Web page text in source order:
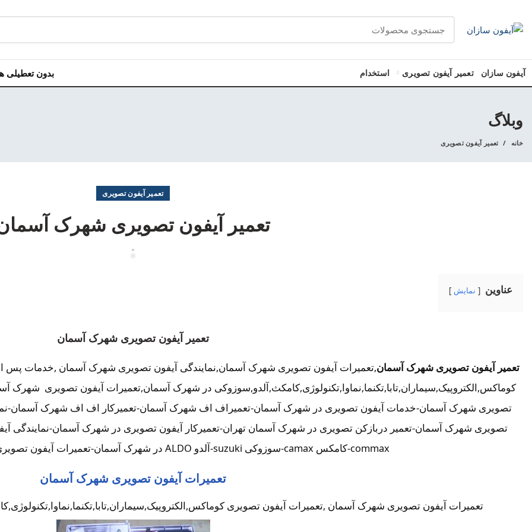
آیفون سازان تعمیر آیفون تصویری استخدام بدون تعطیلی هر روز
وبلاگ
خانه تعمیر آیفون تصویری
تعمیر آیفون تصویری
تعمیر آیفون تصویری شهرک
عناوین نمایش
تعمیر آیفون تصویری شهرک آسمان
تعمیر آیفون تصویری شهرک آسمان,تعمیرات آیفون تصویری شهرک آسمان,نمایندگی آیفون تصویری شهرک آسمان ,خدمات
کوماکس,الکتروپیک,سیماران,تابا,تکنما,نماوا,تکنولوژی,کامکث,آلدو,سوزوکی در شهرک آسمان,تعمیرات آیفون تصویری شهرک
تصویری شهرک آسمان-خدمات آیفون تصویری در شهرک آسمان-تعمیراف اف شهرک آسمان-تعمیرکار اف اف شهرک آسمان-
commax-کامکس camax-سوزوکی suzuki-آلدو ALDO در شهرک آسمان-تعمیرات آیفون تصویری خیابان و محله شهرک آسمان
تعمیرات آیفون تصویری شهرک آسمان
تعمیرات آیفون تصویری شهرک آسمان ,تعمیرات آیفون تصویری